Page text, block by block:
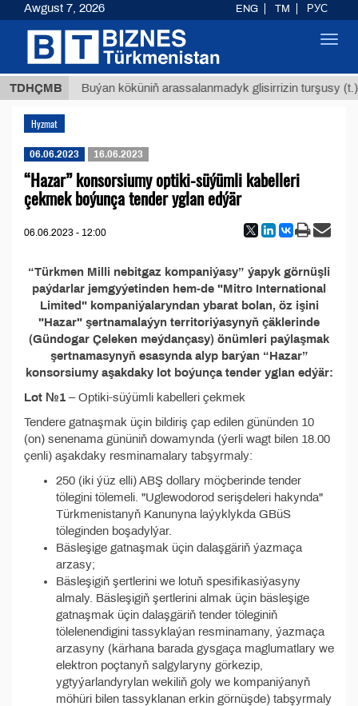
TDHÇMB
ТМТ Buýan köküniň arassalanmadyk glisirrizin turşusy (t.)
Hyzmat
06.06.2023 16.06.2023
“Hazar” konsorsiumy optiki-süýümli kabelleri
çekmek boýunça tender yglan edýär
06.06.2023 - 12:00
“Türkmen Milli nebitgaz kompaniýasy” ýapyk görnüşli
paýdarlar jemgyýetinden hem-de "Mitro International
Limited" kompaniýalaryndan ybarat bolan, öz işini
"Hazar" şertnamalaýyn territoriýasynyň çäklerinde
(Gündogar Çeleken meýdançasy) önümleri paýlaşmak
şertnamasynyň esasynda alyp barýan “Hazar”
konsorsiumy aşakdaky lot boýunça tender yglan edýär:
Lot №1 – Optiki-süýümli kabelleri çekmek
Tendere gatnaşmak üçin bildiriş çap edilen gününden 10
(on) senenama gününiň dowamynda (ýerli wagt bilen 18.00
çenli) aşakdaky resminamalary tabşyrmaly:
250 (iki ýüz elli) ABŞ dollary möçberinde tender
tölegini tölemeli. "Uglewodorod serişdeleri hakynda"
Türkmenistanyň Kanunyna laýyklykda GBüS
töleginden boşadylýar.
Bäsleşige gatnaşmak üçin dalaşgäriň ýazmaça
arzasy;
Bäsleşigiň şertlerini we lotuň spesifikasiýasyny
almaly. Bäsleşigiň şertlerini almak üçin bäsleşige
gatnaşmak üçin dalaşgäriň tender töleginiň
tölelenendigini tassyklaýan resminamany, ýazmaça
arzasyny (kärhana barada gysgaça maglumatlary we
elektron poçtanyň salgylaryny görkezip,
ygtyýarlandyrylan wekiliň goly we kompaniýanyň
möhüri bilen tassyklanan erkin görnüşde) tabşyrmaly
Awgust 7, 2026 ENG TM РУС